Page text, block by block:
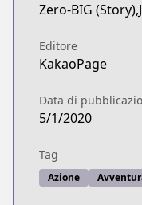
Zero-BIG
Editore
KakaoPage
Data di
5/1/2020
Tag
Azione